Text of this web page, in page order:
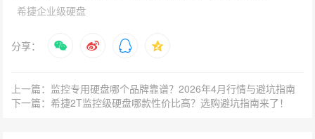
希捷企业级硬盘
分享：
上一篇：监控专用硬盘哪个品牌靠谱？2026年4月行情与避坑指南
下一篇：希捷2T监控级硬盘哪款性价比高？选购避坑指南来了！